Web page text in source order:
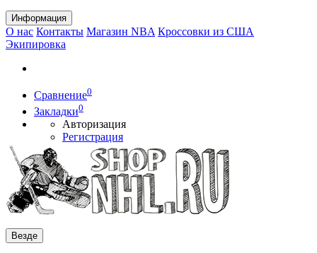
Информация
О нас Контакты Магазин NBA Кроссовки из США
Экипировка
Сравнение0
Закладки0
Авторизация
Регистрация
Везде